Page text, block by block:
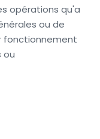
opérations qu'a
ou de
fonctionnement
ou